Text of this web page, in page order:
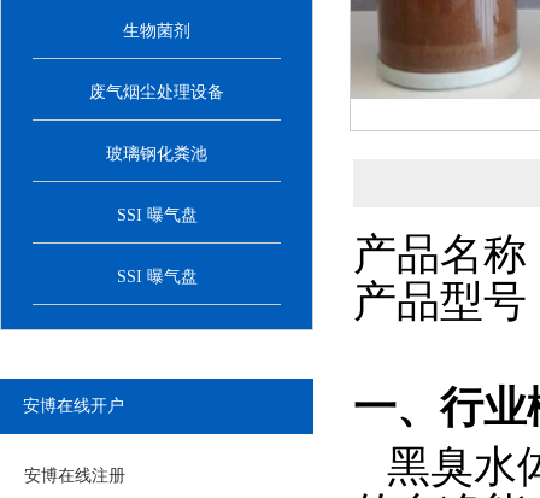
生物菌剂
废气烟尘处理设备
玻璃钢化粪池
SSI 曝气盘
SSI 曝气盘
安博在线开户
安博在线注册
产品名称
产品型号
一、行业
黑臭水